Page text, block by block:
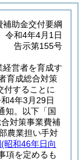
助金交付要綱
令和4年4月1日
告示第155号
経営者を育成す
育成総合対策
付することに
4年3月29日
知。以下「国
合対策事業費補
農業担い手対
(昭和46年日向
項を定めるも